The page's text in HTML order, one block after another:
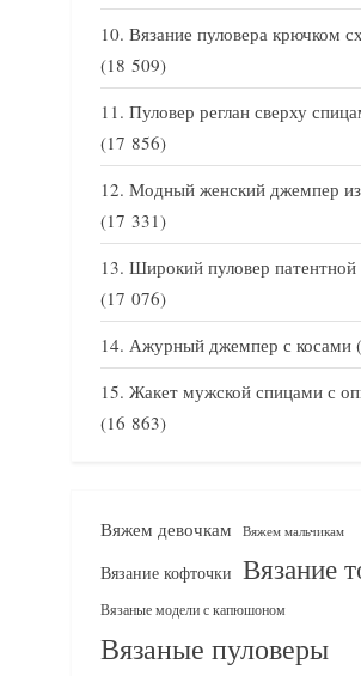
Вязание пуловера крючком
(18 509)
Пуловер реглан сверху
(17 856)
Модный женский джемпер
(17 331)
Широкий пуловер патентной
(17 076)
Ажурный джемпер с косами
Жакет мужской спицами с
(16 863)
Вяжем девочкам Вяжем мальчикам
Вязание кофточки Вязание
Вязаные модели с капюшоном
Вязаные пуловеры